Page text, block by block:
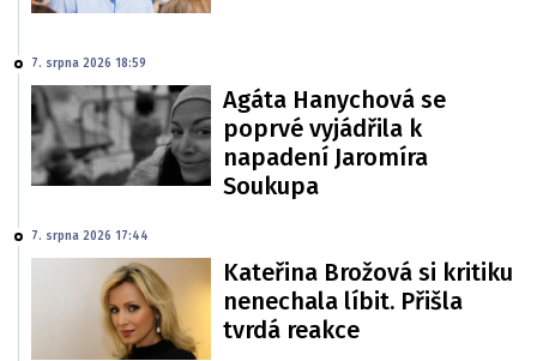
7. srpna 2026 18:59
Agáta Hanychová se
poprvé vyjádřila k
napadení Jaromíra
Soukupa
7. srpna 2026 17:44
Kateřina Brožová si kritiku
nenechala líbit. Přišla
tvrdá reakce